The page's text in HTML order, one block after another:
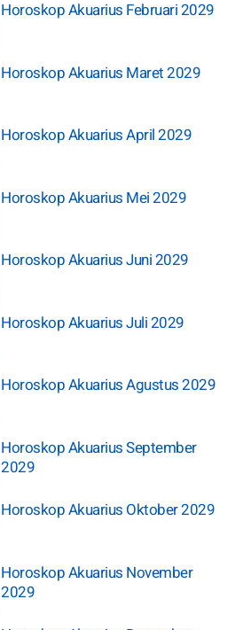
Horoskop Akuarius Februari 2029
Horoskop Akuarius Maret 2029
Horoskop Akuarius April 2029
Horoskop Akuarius Mei 2029
Horoskop Akuarius Juni 2029
Horoskop Akuarius Juli 2029
Horoskop Akuarius Agustus 2029
Horoskop Akuarius September
2029
Horoskop Akuarius Oktober 2029
Horoskop Akuarius November
2029